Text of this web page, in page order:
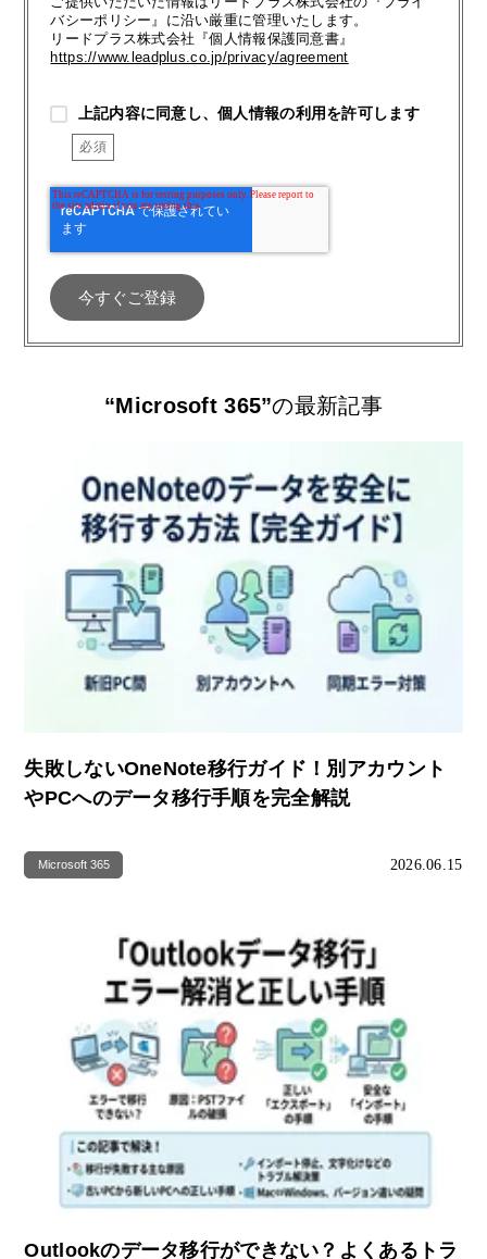
バシーポリシー』に沿い厳重に管理いたします。
リードプラス株式会社『個人情報保護同意書』
https://www.leadplus.co.jp/privacy/agreement
上記内容に同意し、個人情報の利用を許可します
“Microsoft 365”の最新記事
失敗しないOneNote移行ガイド！別アカウント
やPCへのデータ移行手順を完全解説
Microsoft 365 2026.06.15
Outlookのデータ移行ができない？よくあるトラ